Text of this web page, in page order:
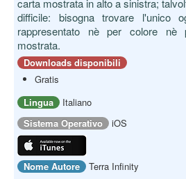
carta mostrata in alto a sinistra;
difficile: bisogna trovare l'unico
rappresentato nè per colore
mostrata.
Downloads disponibili
Gratis
Lingua
Italiano
Sistema Operativo
iOS
Nome Autore
Terra Infinity